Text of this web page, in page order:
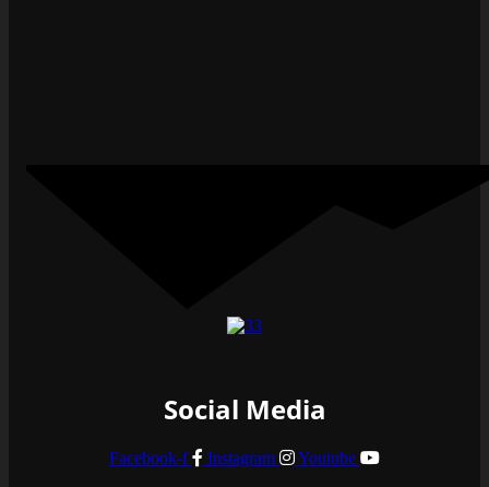
Social Media
Facebook-f Instagram Youtube